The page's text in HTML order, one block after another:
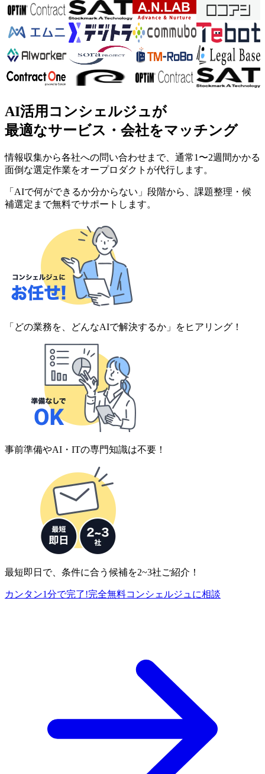
AI活用コンシェルジュが
最適なサービス・会社をマッチング
情報収集から各社への問い合わせまで、通常1〜2週間かかる
面倒な選定作業をオープロダクトが代行します。
「AIで何ができるか分からない」段階から、課題整理・候
補選定まで無料でサポートします。
「どの業務を、どんなAIで解決するか」をヒアリング！
事前準備やAI・ITの専門知識は不要！
最短即日で、条件に合う候補を2~3社ご紹介！
カンタン1分で完了!完全無料コンシェルジュに相談